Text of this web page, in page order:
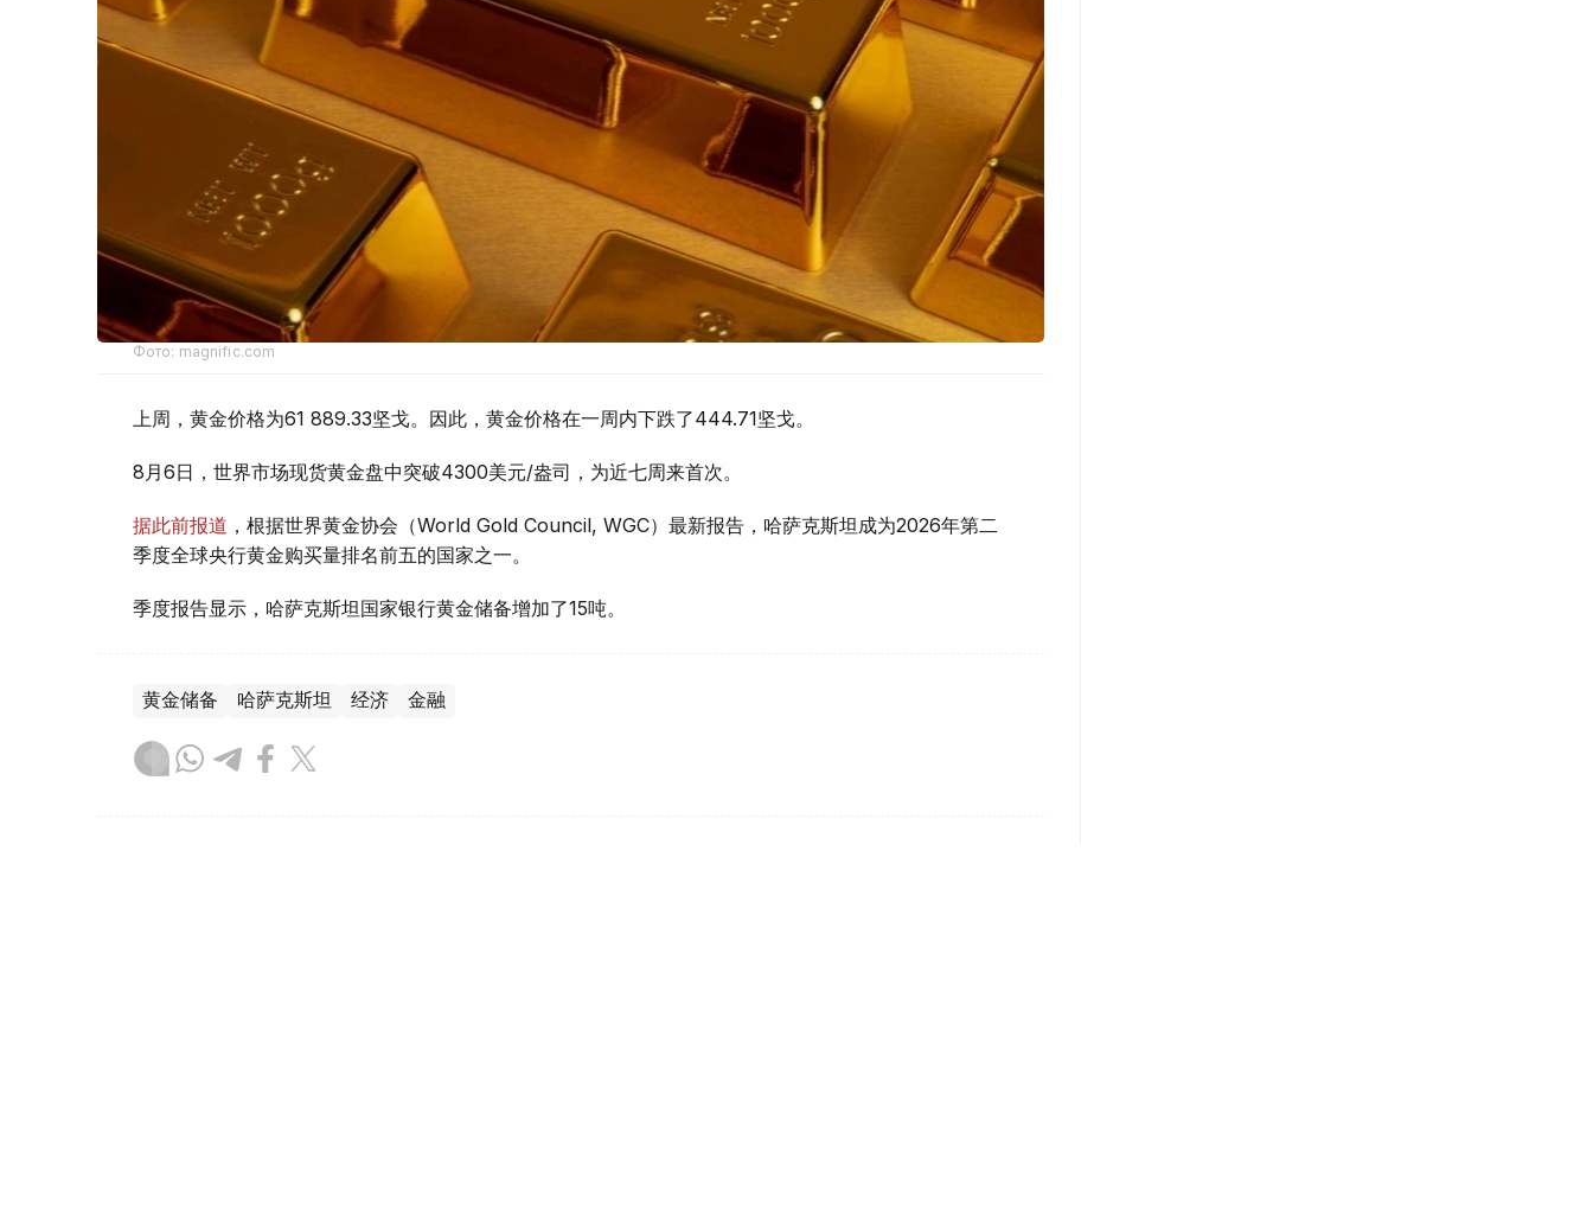
Фото: magnific.com
上周，黄金价格为61 889.33坚戈。因此，黄金价格在一周内下跌了444.71坚戈。
8月6日，世界市场现货黄金盘中突破4300美元/盎司，为近七周来首次。
据此前报道 ，根据世界黄金协会（World Gold Council, WGC）最新报告，哈萨克斯坦成为2026年第二
季度全球央行黄金购买量排名前五的国家之一。
季度报告显示，哈萨克斯坦国家银行黄金储备增加了15吨。
黄金储备 哈萨克斯坦 经济 金融